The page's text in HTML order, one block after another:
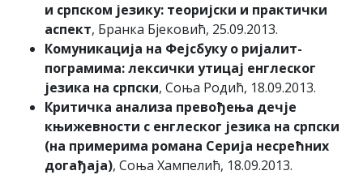
и српском језику: теоријски и практички
аспект, Бранка Бјековић, 25.09.2013.
Комуникација на Фејсбуку о ријалит-
пограмима: лексички утицај енглеског
језика на српски, Соња Родић, 18.09.2013.
Критичка анализа превођења дечје
књижевности с енглеског језика на српски
(на примерима романа Серија несрећних
догађаја), Соња Хампелић, 18.09.2013.